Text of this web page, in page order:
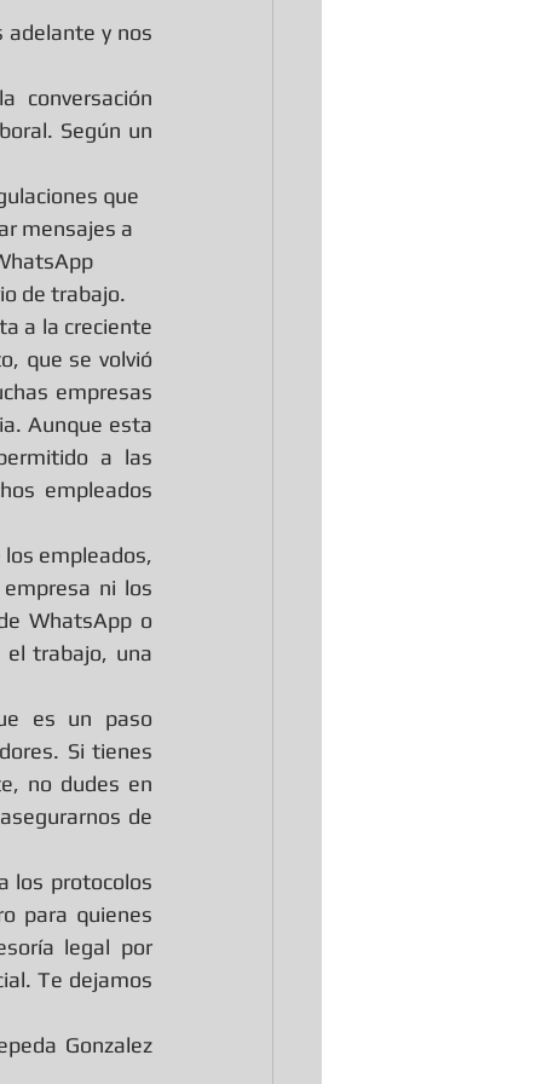
conversación
Según un
que
mensajes a
de trabajo.
a la creciente
que se volvió
empresas
Aunque esta
a las
empleados
los empleados,
ni los
WhatsApp o
el trabajo, una
es un paso
Si tienes
no dudes en
de
los protocolos
para quienes
legal por
Te dejamos
Gonzalez